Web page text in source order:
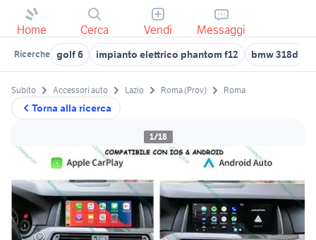
Home Cerca Vendi Messaggi
Ricerche golf 6 impianto elettrico phantom f12 bmw 318d
Torna alla ricerca
Subito Accessori auto Lazio Roma (Prov) Roma
1/18